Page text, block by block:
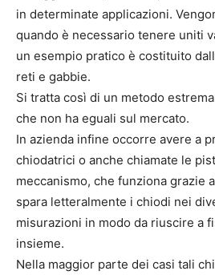
in determinate applicazioni.
quando è necessario tenere uniti
un esempio pratico è costituito
reti e gabbie.
Si tratta così di un metodo
che non ha eguali sul mercato.
In azienda infine occorre avere a
chiodatrici o anche chiamate le
meccanismo, che funziona grazie
spara letteralmente i chiodi nei
misurazioni in modo da riuscire a
insieme.
Nella maggior parte dei casi tali